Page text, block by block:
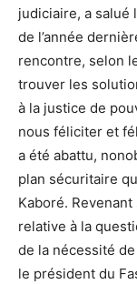
judiciaire, a salué
de l’année
rencontre, selon
trouver les
à la justice de
nous féliciter et
a été abattu,
plan sécuritaire
Kaboré.
relative à la
de la nécessité
le président du